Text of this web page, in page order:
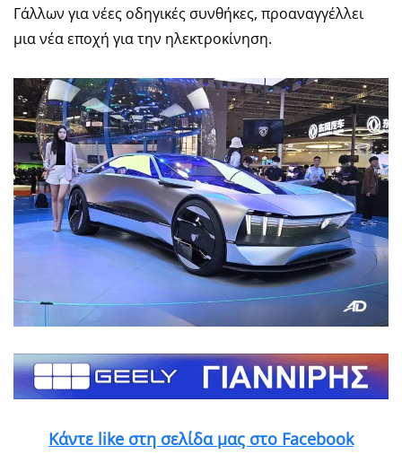
Γάλλων για νέες οδηγικές συνθήκες, προαναγγέλλει
μια νέα εποχή για την ηλεκτροκίνηση.
Κάντε like στη σελίδα μας στο Facebook